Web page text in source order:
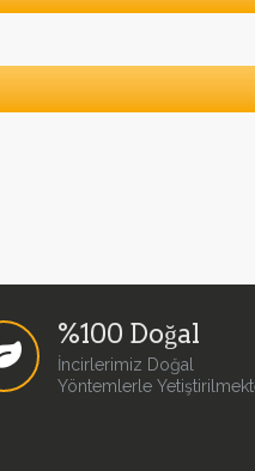
%100 Doğal
İncirlerimiz Doğal
Yöntemlerle